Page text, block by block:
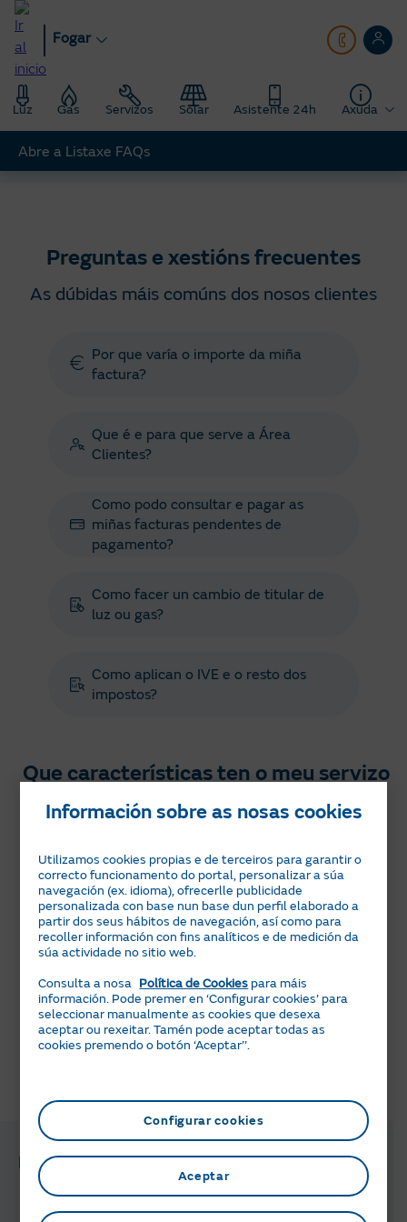
ao
contido
principal
Fogar
Luz Gas Servizos Solar Asistente 24h Axuda
Fogar Axuda Preguntas e xestións frecuentes
Preguntas e xestións frecuentes
As dúbidas máis comúns dos nosos clientes
Por que varía o importe da miña
factura?
Que é e para que serve a Área
Clientes?
Como podo consultar e pagar as
miñas facturas pendentes de
pagamento?
Como facer un cambio de titular de
luz ou gas?
Como aplican o IVE e o resto dos
impostos?
Abre a Listaxe FAQs
Que características ten o meu servizo
de mantemento contratado?
contratado, animámoste a que entres na túa Área
Cliente ou na App de Naturgy Clientes e accedas á
opción do menú Produtosque che mostrará todo o que
teñas contratado connosco.
Ademais, para que poidas consultar o detalle das
características do teu servizo contratado, dámosche
acceso a este carrusel de produtos no que localizarás o
produto e poderás ver os seus detalles.
Localiza os teus produtos
Preguntas e xestións relacionadas
Que características ten a miña tarifa
Información sobre as nosas cookies
Utilizamos cookies propias e de terceiros para garantir o
correcto funcionamento do portal, personalizar a súa
navegación (ex. idioma), ofrecerlle publicidade
personalizada con base nun base dun perfil elaborado a
partir dos seus hábitos de navegación, así como para
recoller información con fins analíticos e de medición da
súa actividade no sitio web.
Consulta a nosa Política de Cookies para máis
información. Pode premer en ‘Configurar cookies’ para
seleccionar manualmente as cookies que desexa
aceptar ou rexeitar. Tamén pode aceptar todas as
cookies premendo o botón ‘Aceptar’’.
Configurar cookies
Aceptar